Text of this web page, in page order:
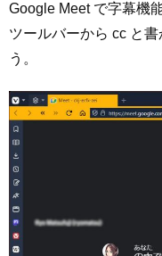
Google Meet で字幕機
ツールバーから cc と
う。